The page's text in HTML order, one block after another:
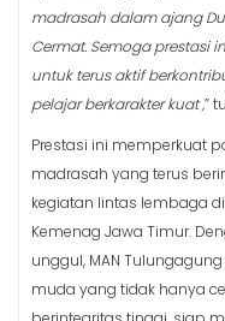
madrasah dalam ajang
Cermat. Semoga prestasi
untuk terus aktif
pelajar berkarakter kuat ,”
Prestasi ini memperkuat
madrasah yang terus
kegiatan lintas lembaga
Kemenag Jawa Timur.
unggul, MAN
muda yang tidak hanya